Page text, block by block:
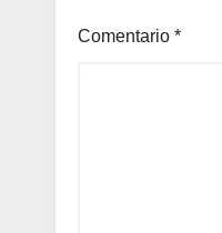
Comentario *